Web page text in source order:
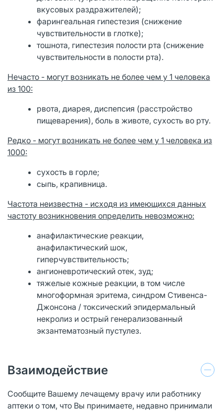
вкусовых раздражителей);
фарингеальная гипестезия (снижение
чувствительности в глотке);
тошнота, гипестезия полости рта (снижение
чувствительности в полости рта).
Нечасто - могут возникать не более чем у 1 человека
из 100:
рвота, диарея, диспепсия (расстройство
пищеварения), боль в животе, сухость во рту.
Редко - могут возникать не более чем у 1 человека из
1000:
сухость в горле;
сыпь, крапивница.
Частота неизвестна - исходя из имеющихся данных
частоту возникновения определить невозможно:
анафилактические реакции,
анафилактический шок,
гиперчувствительность;
ангионевротический отек, зуд;
тяжелые кожные реакции, в том числе
многоформная эритема, синдром Стивенса-
Джонсона / токсический эпидермальный
некролиз и острый генерализованный
экзантематозный пустулез.
Взаимодействие
Сообщите Вашему лечащему врачу или работнику
аптеки о том, что Вы принимаете, недавно принимали